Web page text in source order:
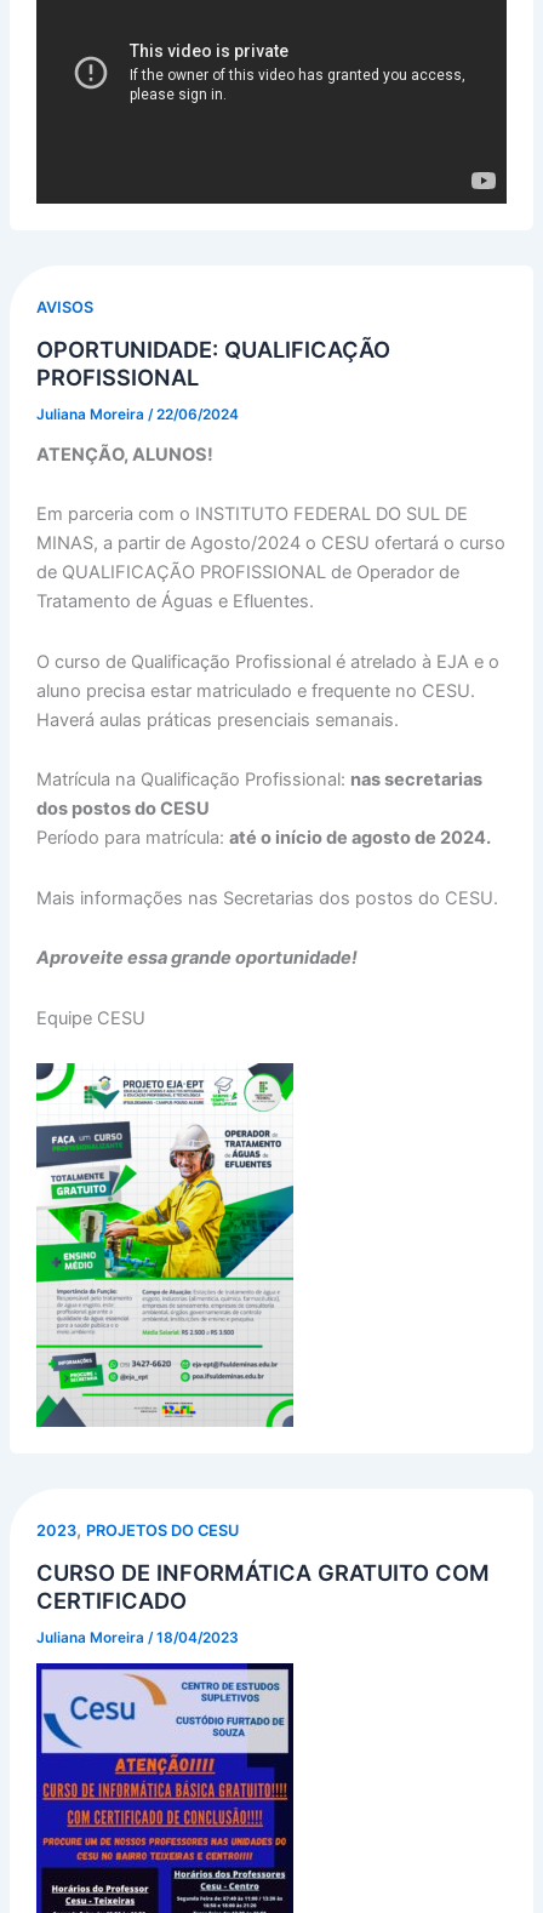
AVISOS
OPORTUNIDADE: QUALIFICAÇÃO
PROFISSIONAL
Juliana Moreira /22/06/2024
ATENÇÃO, ALUNOS!
Em parceria com o INSTITUTO FEDERAL DO SUL DE
MINAS, a partir de Agosto/2024 o CESU ofertará o curso
de QUALIFICAÇÃO PROFISSIONAL de Operador de
Tratamento de Águas e Efluentes.
O curso de Qualificação Profissional é atrelado à EJA e o
aluno precisa estar matriculado e frequente no CESU.
Haverá aulas práticas presenciais semanais.
Matrícula na Qualificação Profissional: nas secretarias
dos postos do CESU
Período para matrícula: até o início de agosto de 2024.
Mais informações nas Secretarias dos postos do CESU.
Aproveite essa grande oportunidade!
Equipe CESU
2023, PROJETOS DO CESU
CURSO DE INFORMÁTICA GRATUITO COM
CERTIFICADO
Juliana Moreira /18/04/2023